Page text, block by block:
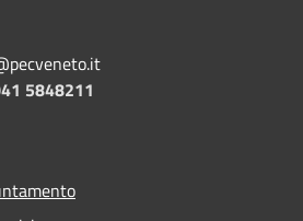
5848211